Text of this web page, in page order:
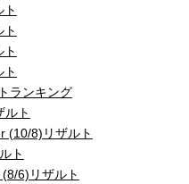
ランキング
ルト
(10/8)リザルト
ト
6)リザルト